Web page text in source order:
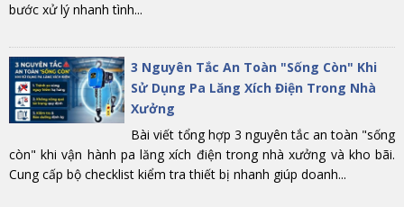
bước xử lý nhanh tình...
3 Nguyên Tắc An Toàn "Sống Còn" Khi
Sử Dụng Pa Lăng Xích Điện Trong Nhà
Xưởng
Bài viết tổng hợp 3 nguyên tắc an toàn "sống
còn" khi vận hành pa lăng xích điện trong nhà xưởng và kho bãi.
Cung cấp bộ checklist kiểm tra thiết bị nhanh giúp doanh...